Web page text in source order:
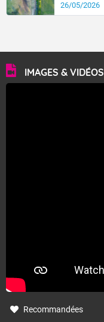
26/05/2026
IMAGES & VIDÉOS
Recommandées